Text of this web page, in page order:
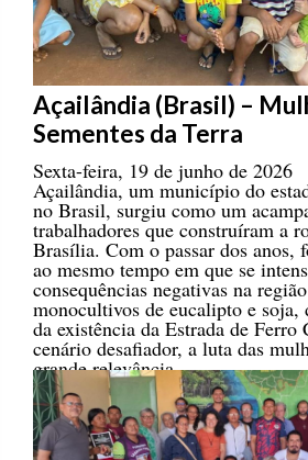
Açailândia (Brasil) –
Sementes da Terra
Sexta-feira, 19 de junho de 2026
Açailândia, um município do
no Brasil, surgiu como um
trabalhadores que construíram a
Brasília. Com o passar dos anos,
ao mesmo tempo em que se
consequências negativas na região
monocultivos de eucalipto e soja,
da existência da Estrada de Ferro
cenário desafiador, a luta das
grande relevância.